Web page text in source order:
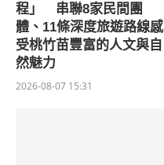
程」 串聯8家民間團
體、11條深度旅遊路線感
受桃竹苗豐富的人文與自
然魅力
2026-08-07 15:31